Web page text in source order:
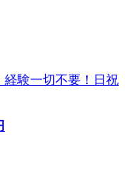
経験一切不要！日祝